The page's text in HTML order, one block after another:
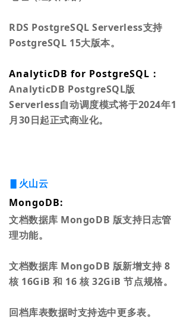
RDS PostgreSQL Serverless支持
PostgreSQL 15大版本。
AnalyticDB for PostgreSQL：
AnalyticDB PostgreSQL版
Serverless自动调度模式将于2024年1
月30日起正式商业化。
▋火山云
MongoDB:
文档数据库 MongoDB 版支持日志管
理功能。
文档数据库 MongoDB 版新增支持 8
核 16GiB 和 16 核 32GiB 节点规格。
回档库表数据时支持选中更多表。